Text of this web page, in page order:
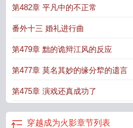
第482章 平凡中的不正常
番外十三 婚礼进行曲
第479章 黜的诡辩江风的反应
第477章 莫名其妙的缘分犂的遗言
第475章 演戏还真成功了
穿越成为火影章节列表